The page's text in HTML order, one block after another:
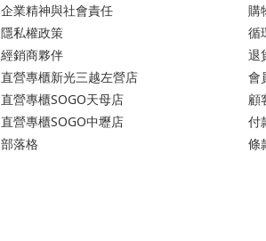
企業精神與社會責任
隱私權政策
經銷商夥伴
直營專櫃新光三越左營店
直營專櫃SOGO天母店
直營專櫃SOGO中壢店
部落格
購
循
退
會
顧
付
條